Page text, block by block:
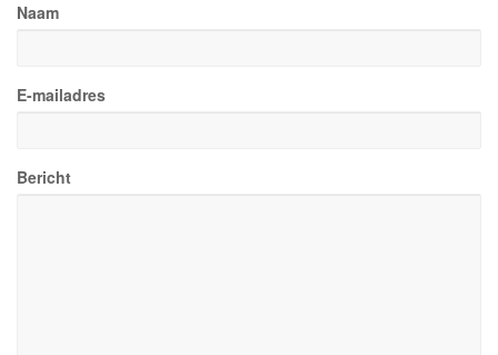
Naam
E-mailadres
Bericht